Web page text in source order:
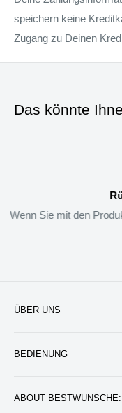
speichern keine
Zugang zu Deinen
Das könnte
Wenn Sie mit den
ÜBER UNS
Datenschutzerklärung
Service & Verpflichtung
BEDIENUNG
Versand & Bearbeitung
ABOUT BESTWUNSCHE: